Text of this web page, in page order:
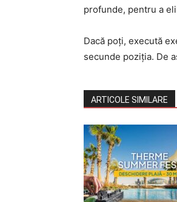
profunde, pentru a
Dacă poți, execută
secunde poziția. De
ARTICOLE SIMILARE